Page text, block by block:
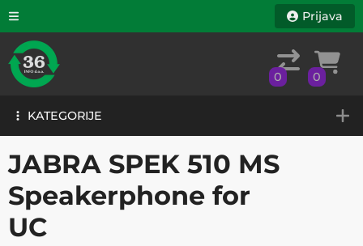
KATEGORIJE
Prijava
0 0
KATEGORIJE
JABRA SPEK 510 MS
Speakerphone for
UC